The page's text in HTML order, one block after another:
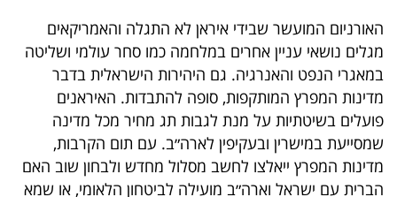
האורניום המועשר שבידי איראן לא התגלה והאמריקאים
מגלים נושאי עניין אחרים במלחמה כמו סחר עולמי ושליטה
במאגרי הנפט והאנרגיה. גם היהירות הישראלית בדבר
מדינות המפרץ המותקפות, סופה להתבדות. האיראנים
פועלים בשיטתיות על מנת לגבות תג מחיר מכל מדינה
שמסייעת במישרין ובעקיפין לארה״ב. עם תום הקרבות,
מדינות המפרץ ייאלצו לחשב מסלול מחדש ולבחון שוב האם
הברית עם ישראל וארה״ב מועילה לביטחון הלאומי, או שמא